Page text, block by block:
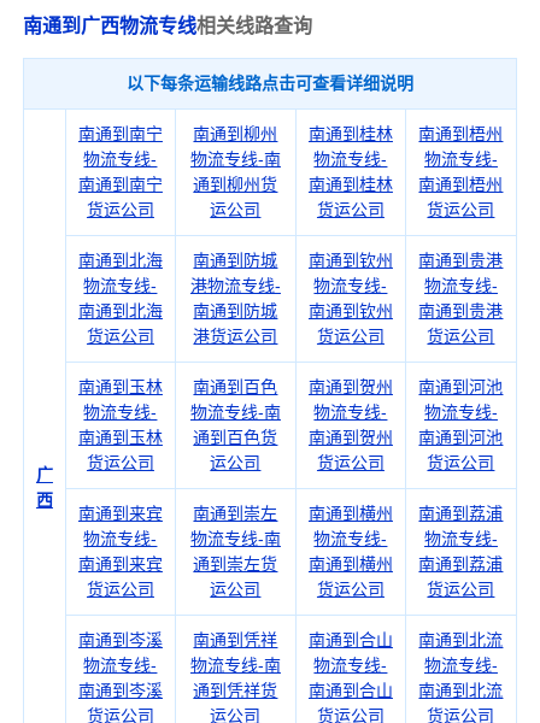
南通到广西物流专线相关线路查询
以下每条运输线路点击可查看详细说明
广
西
南通到南宁
物流专线-
南通到南宁
货运公司
南通到柳州
物流专线-南
通到柳州货
运公司
南通到桂林
物流专线-
南通到桂林
货运公司
南通到梧州
物流专线-
南通到梧州
货运公司
南通到北海
物流专线-
南通到北海
货运公司
南通到防城
港物流专线-
南通到防城
港货运公司
南通到钦州
物流专线-
南通到钦州
货运公司
南通到贵港
物流专线-
南通到贵港
货运公司
南通到玉林
物流专线-
南通到玉林
货运公司
南通到百色
物流专线-南
通到百色货
运公司
南通到贺州
物流专线-
南通到贺州
货运公司
南通到河池
物流专线-
南通到河池
货运公司
南通到来宾
物流专线-
南通到来宾
货运公司
南通到崇左
物流专线-南
通到崇左货
运公司
南通到横州
物流专线-
南通到横州
货运公司
南通到荔浦
物流专线-
南通到荔浦
货运公司
南通到岑溪
物流专线-
南通到岑溪
货运公司
南通到凭祥
物流专线-南
通到凭祥货
运公司
南通到合山
物流专线-
南通到合山
货运公司
南通到北流
物流专线-
南通到北流
货运公司